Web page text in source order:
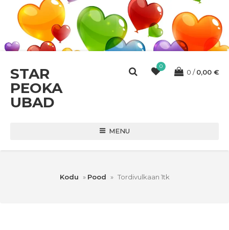
STAR
PEOKA
UBAD
0
0 0,00 €
MENU
Kodu » Pood » Tordivulkaan 1tk